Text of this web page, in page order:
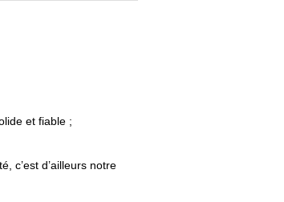
et fiable ;
c’est d’ailleurs notre